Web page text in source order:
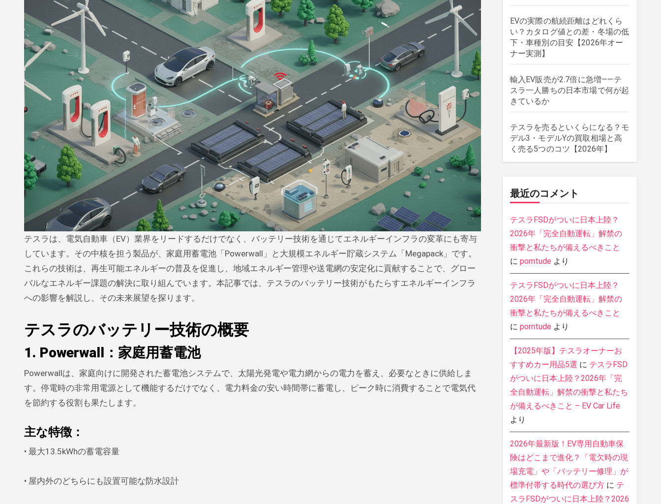
テスラは、電気自動車（EV）業界をリードするだけでなく、バッテリー技術を通じてエネルギーインフラの変革にも寄与
しています。その中核を担う製品が、家庭用蓄電池「Powerwall」と大規模エネルギー貯蔵システム「Megapack」です。
これらの技術は、再生可能エネルギーの普及を促進し、地域エネルギー管理や送電網の安定化に貢献することで、グロー
バルなエネルギー課題の解決に取り組んでいます。本記事では、テスラのバッテリー技術がもたらすエネルギーインフラ
への影響を解説し、その未来展望を探ります。
テスラのバッテリー技術の概要
1. Powerwall：家庭用蓄電池
Powerwallは、家庭向けに開発された蓄電池システムで、太陽光発電や電力網からの電力を蓄え、必要なときに供給しま
す。停電時の非常用電源として機能するだけでなく、電力料金の安い時間帯に蓄電し、ピーク時に消費することで電気代
を節約する役割も果たします。
主な特徴 ：
• 最大13.5kWhの蓄電容量
• 屋内外のどちらにも設置可能な防水設計
EVの実際の航続距離はどれくら
い？カタログ値との差・冬場の低
下・車種別の目安【2026年オー
ナー実測】
輸入EV販売が2.7倍に急増——テ
スラ一人勝ちの日本市場で何が起
きているか
テスラを売るといくらになる？モ
デル3・モデルYの買取相場と高
く売る5つのコツ【2026年】
最近のコメント
テスラFSDがついに日本上陸？
2026年「完全自動運転」解禁の
衝撃と私たちが備えるべきこと
に porntude より
テスラFSDがついに日本上陸？
2026年「完全自動運転」解禁の
衝撃と私たちが備えるべきこと
に porntude より
【2025年版】テスラオーナーお
すすめカー用品5選 に テスラFSD
がついに日本上陸？2026年「完
全自動運転」解禁の衝撃と私たち
が備えるべきこと – EV Car Life
より
2026年最新版！EV専用自動車保
険はどこまで進化？「電欠時の現
場充電」や「バッテリー修理」が
標準付帯する時代の選び方に テ
スラFSDがついに日本上陸？2026